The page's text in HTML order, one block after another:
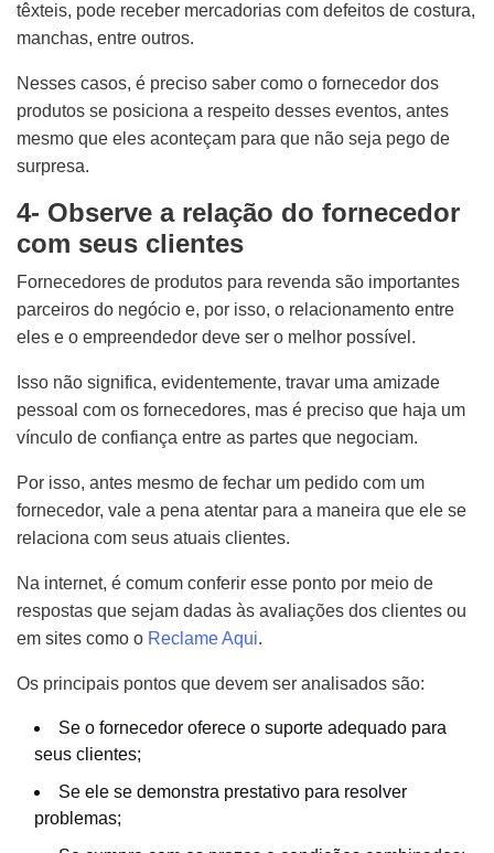
têxteis, pode receber mercadorias com defeitos de costura,
manchas, entre outros.
Nesses casos, é preciso saber como o fornecedor dos
produtos se posiciona a respeito desses eventos, antes
mesmo que eles aconteçam para que não seja pego de
surpresa.
4- Observe a relação do fornecedor
com seus clientes
Fornecedores de produtos para revenda são importantes
parceiros do negócio e, por isso, o relacionamento entre
eles e o empreendedor deve ser o melhor possível.
Isso não significa, evidentemente, travar uma amizade
pessoal com os fornecedores, mas é preciso que haja um
vínculo de confiança entre as partes que negociam.
Por isso, antes mesmo de fechar um pedido com um
fornecedor, vale a pena atentar para a maneira que ele se
relaciona com seus atuais clientes.
Na internet, é comum conferir esse ponto por meio de
respostas que sejam dadas às avaliações dos clientes ou
em sites como o Reclame Aqui.
Os principais pontos que devem ser analisados são:
Se o fornecedor oferece o suporte adequado para
seus clientes;
Se ele se demonstra prestativo para resolver
problemas;